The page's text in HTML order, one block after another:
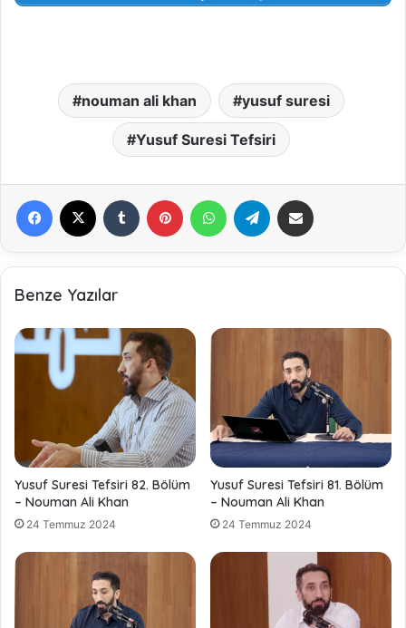
nouman ali khan yusuf suresi
Yusuf Suresi Tefsiri
Benze Yazılar
Yusuf Suresi Tefsiri 82. Bölüm
– Nouman Ali Khan
24 Temmuz 2024
Yusuf Suresi Tefsiri 81. Bölüm
– Nouman Ali Khan
24 Temmuz 2024